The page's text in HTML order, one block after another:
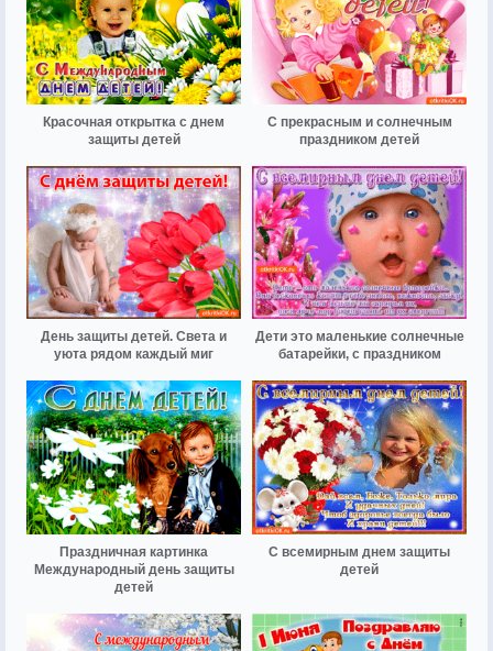
Красочная открытка с днем
защиты детей
С прекрасным и солнечным
праздником детей
День защиты детей. Света и
уюта рядом каждый миг
Дети это маленькие солнечные
батарейки, с праздником
Праздничная картинка
Международный день защиты
детей
С всемирным днем защиты
детей